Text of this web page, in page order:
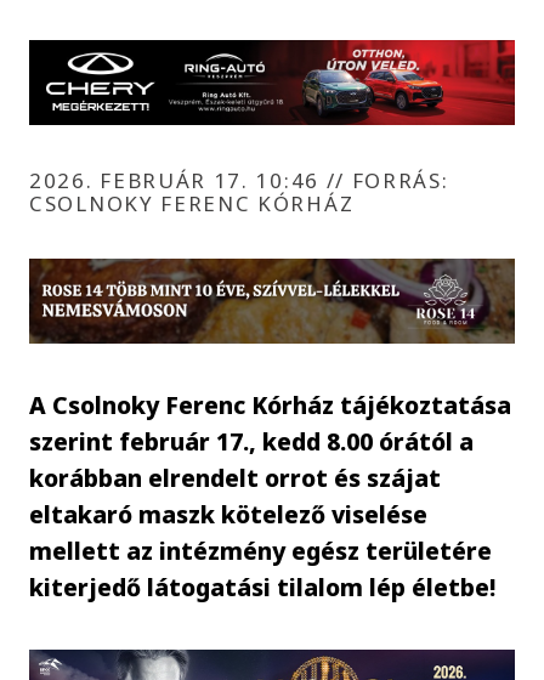
2026. FEBRUÁR 17. 10:46 // FORRÁS:
CSOLNOKY FERENC KÓRHÁZ
A Csolnoky Ferenc Kórház tájékoztatása
szerint február 17., kedd 8.00 órától a
korábban elrendelt orrot és szájat
eltakaró maszk kötelező viselése
mellett az intézmény egész területére
kiterjedő látogatási tilalom lép életbe!